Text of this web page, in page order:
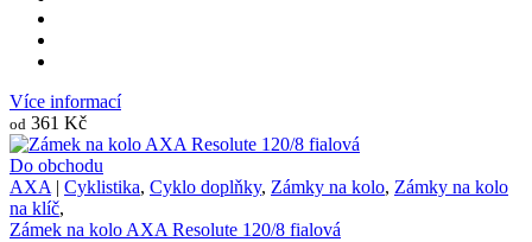
Více informací
od 361 Kč
Do obchodu
AXA| Cyklistika, Cyklo doplňky, Zámky na kolo, Zámky na kolo
na klíč,
Zámek na kolo AXA Resolute 120/8 fialová